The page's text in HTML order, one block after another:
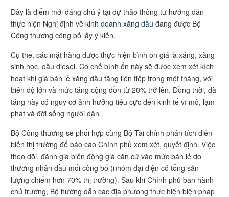
Đây là điểm mới đáng chú ý tại dự thảo thông tư hướng dẫn
thực hiện Nghị định về kinh doanh xăng dầu đang được Bộ
Công thương công bố lấy ý kiến.
Cụ thể, các mặt hàng được thực hiện bình ổn giá là xăng, xăng
sinh học, dầu diesel. Cơ chế bình ổn này sẽ được xem xét kích
hoạt khi giá bán lẻ xăng dầu tăng liên tiếp trong một tháng, với
biên độ lớn và mức tăng cộng dồn từ 20% trở lên. Đồng thời, đà
tăng này có nguy cơ ảnh hưởng tiêu cực đến kinh tế vĩ mô, lạm
phát và đời sống người dân.
Bộ Công thương sẽ phối hợp cùng Bộ Tài chính phân tích diễn
biến thị trường để báo cáo Chính phủ xem xét, quyết định. Việc
theo dõi, đánh giá biến động giá căn cứ vào mức bán lẻ do
thương nhân đầu mối công bố (nhóm đại diện có tổng sản
lượng chiếm hơn 70% thị trường). Sau khi Chính phủ ban hành
chủ trương, Bộ hướng dẫn các địa phương thực hiện biện pháp